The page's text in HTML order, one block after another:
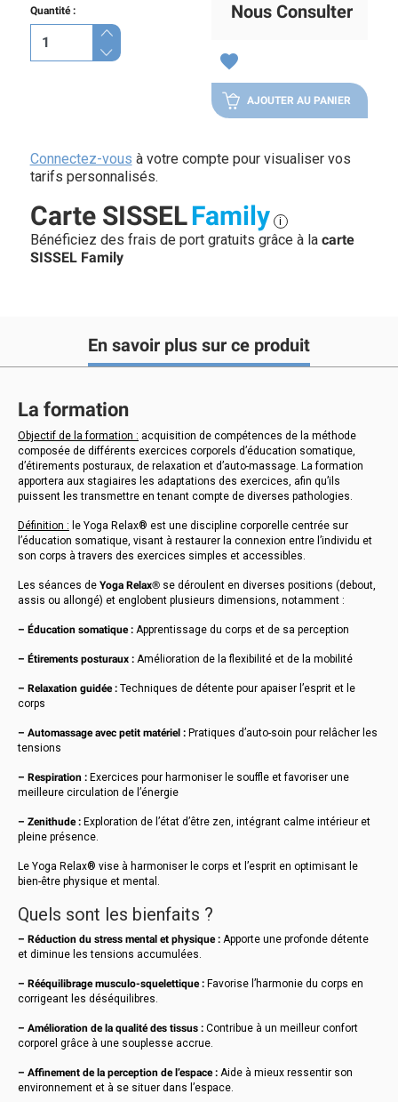
Quantité : Nous Consulter
favorite
AJOUTER AU PANIER
Connectez-vous à votre compte pour visualiser vos
tarifs personnalisés.
Carte SISSELFamily i
Bénéficiez des frais de port gratuits grâce à la carte
SISSEL Family
En savoir plus sur ce produit
La formation
Objectif de la formation : acquisition de compétences de la méthode
composée de différents exercices corporels d’éducation somatique,
d’étirements posturaux, de relaxation et d’auto-massage. La formation
apportera aux stagiaires les adaptations des exercices, afin qu’ils
puissent les transmettre en tenant compte de diverses pathologies.
Définition : le Yoga Relax® est une discipline corporelle centrée sur
l’éducation somatique, visant à restaurer la connexion entre l’individu et
son corps à travers des exercices simples et accessibles.
Les séances de Yoga Relax® se déroulent en diverses positions (debout,
assis ou allongé) et englobent plusieurs dimensions, notamment :
– Éducation somatique : Apprentissage du corps et de sa perception
– Étirements posturaux : Amélioration de la flexibilité et de la mobilité
– Relaxation guidée : Techniques de détente pour apaiser l’esprit et le
corps
– Automassage avec petit matériel : Pratiques d’auto-soin pour relâcher les
tensions
– Respiration : Exercices pour harmoniser le souffle et favoriser une
meilleure circulation de l’énergie
– Zenithude : Exploration de l’état d’être zen, intégrant calme intérieur et
pleine présence.
Le Yoga Relax® vise à harmoniser le corps et l’esprit en optimisant le
bien-être physique et mental.
Quels sont les bienfaits ?
– Réduction du stress mental et physique : Apporte une profonde détente
et diminue les tensions accumulées.
– Rééquilibrage musculo-squelettique : Favorise l’harmonie du corps en
corrigeant les déséquilibres.
– Amélioration de la qualité des tissus : Contribue à un meilleur confort
corporel grâce à une souplesse accrue.
– Affinement de la perception de l’espace : Aide à mieux ressentir son
environnement et à se situer dans l’espace.